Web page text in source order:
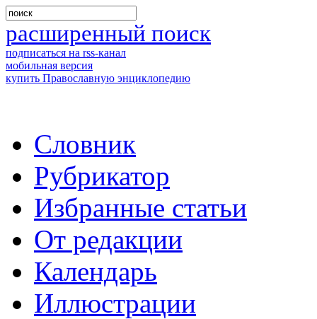
расширенный поиск
подписаться на rss-канал
мобильная версия
купить Православную энциклопедию
Словник
Рубрикатор
Избранные статьи
От редакции
Календарь
Иллюстрации